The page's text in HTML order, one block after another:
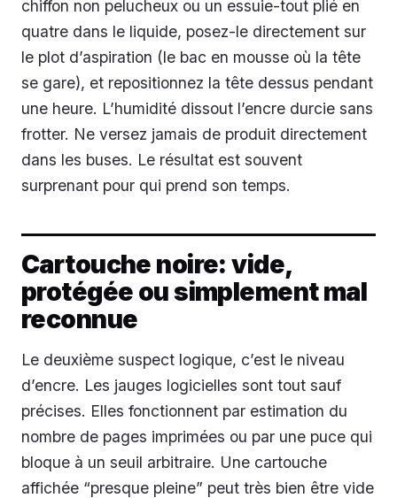
chiffon non pelucheux ou un essuie-tout plié en
quatre dans le liquide, posez-le directement sur
le plot d’aspiration (le bac en mousse où la tête
se gare), et repositionnez la tête dessus pendant
une heure. L’humidité dissout l’encre durcie sans
frotter. Ne versez jamais de produit directement
dans les buses. Le résultat est souvent
surprenant pour qui prend son temps.
Cartouche noire: vide,
protégée ou simplement mal
reconnue
Le deuxième suspect logique, c’est le niveau
d’encre. Les jauges logicielles sont tout sauf
précises. Elles fonctionnent par estimation du
nombre de pages imprimées ou par une puce qui
bloque à un seuil arbitraire. Une cartouche
affichée “presque pleine” peut très bien être vide